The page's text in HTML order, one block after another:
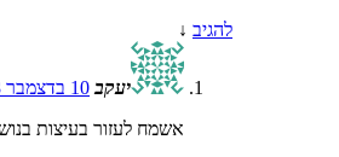
להגיב ↓
יעקב 10 בדצמבר 2013 בשעה 01:45
אשמח לעזור בעיצות